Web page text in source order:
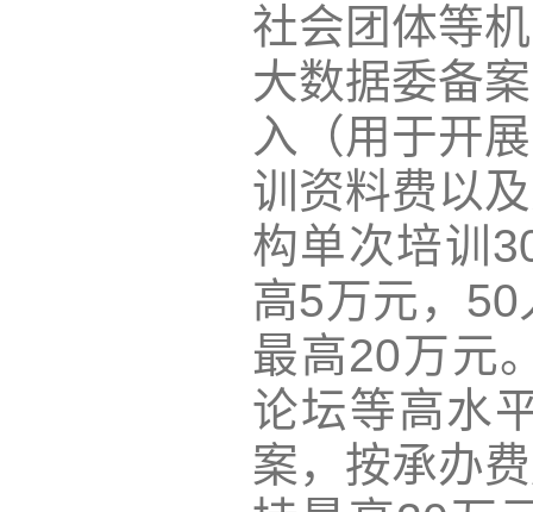
社会团体等
大数据委备
入（用于开
训资料费以
构单次培训
高5万元，
最高20万元
论坛等高水
案，按承办